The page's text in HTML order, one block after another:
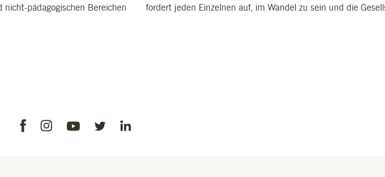
pädagogischen Bereichen
fordert jeden Einzelnen auf, im Wandel zu sein und die
FacebookInstagramYoutubeTwitterLinkedin